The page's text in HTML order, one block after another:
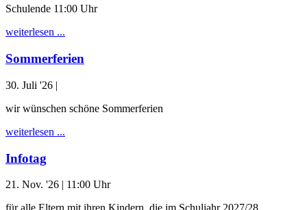
Schulende 11:00 Uhr
weiterlesen ...
Sommerferien
30. Juli '26 |
wir wünschen schöne Sommerferien
weiterlesen ...
Infotag
21. Nov. '26 | 11:00 Uhr